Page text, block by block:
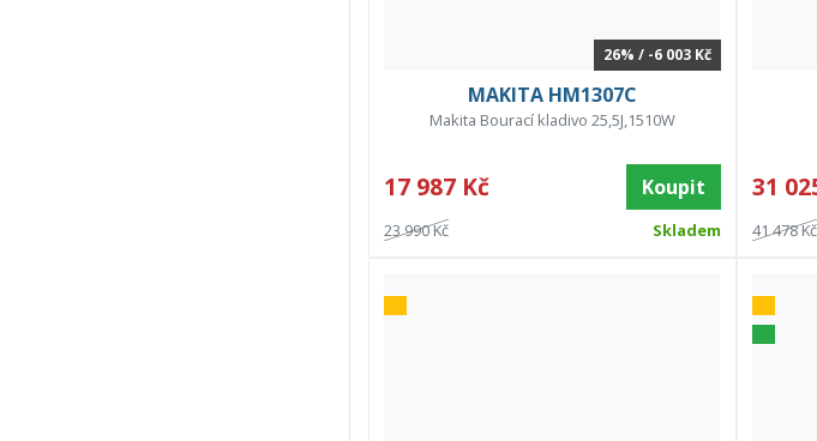
26% / -6 003 Kč
MAKITA HM1307C
Makita Bourací kladivo 25,5J,1510W
17 987 Kč Koupit
23 990 Kč Skladem
31
41 478 Kč